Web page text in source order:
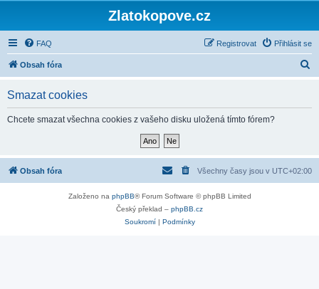
Zlatokopove.cz
FAQ Přihlásit se
Registrovat
Obsah fóra
Smazat cookies
Chcete smazat všechna cookies z vašeho disku uložená tímto fórem?
Obsah fóra Všechny časy jsou v UTC+02:00
Založeno na phpBB® Forum Software © phpBB Limited
Český překlad – phpBB.cz
Soukromí| Podmínky